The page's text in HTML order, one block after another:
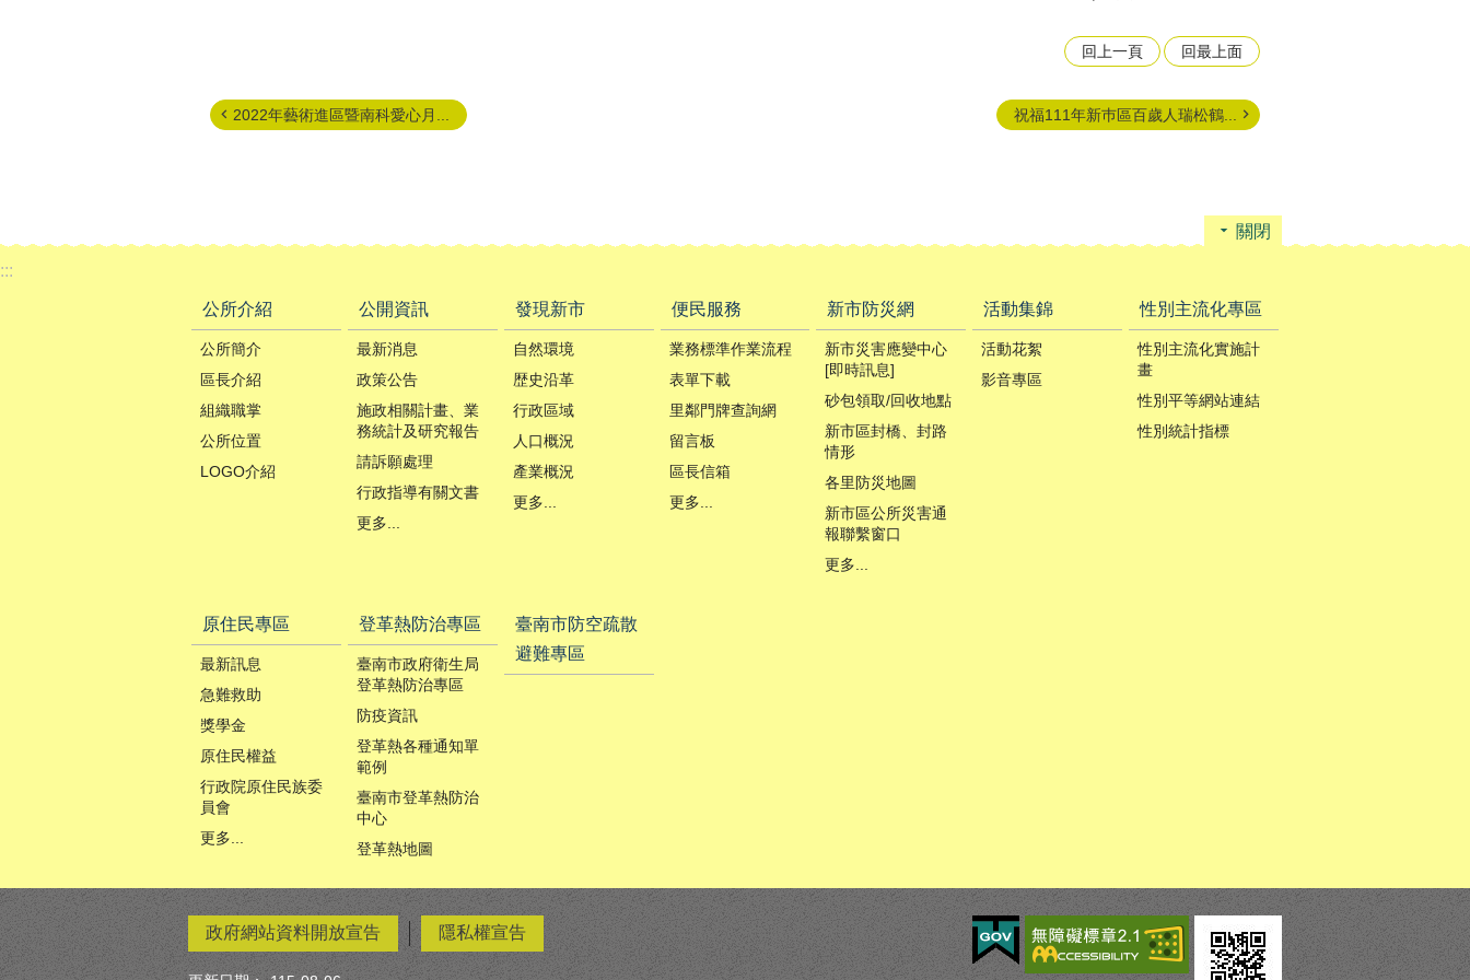
回上一頁 回最上面
2022年藝術進區暨南科愛心月... 祝福111年新巿區百歲人瑞松鶴...
關閉
:::
公所介紹
公所簡介
區長介紹
組織職掌
公所位置
LOGO介紹
公開資訊
最新消息
政策公告
施政相關計畫、業
務統計及研究報告
請訴願處理
行政指導有關文書
更多...
發現新市
自然環境
歴史沿革
行政區域
人口概況
產業概況
更多...
便民服務
業務標準作業流程
表單下載
里鄰門牌查詢網
留言板
區長信箱
更多...
新市防災網
新市災害應變中心
[即時訊息]
砂包領取/回收地點
新市區封橋、封路
情形
各里防災地圖
新市區公所災害通
報聯繫窗口
更多...
活動集錦
活動花絮
影音專區
性別主流化專區
性別主流化實施計
畫
性別平等網站連結
性別統計指標
原住民專區
最新訊息
急難救助
獎學金
原住民權益
行政院原住民族委
員會
更多...
登革熱防治專區
臺南市政府衛生局
登革熱防治專區
防疫資訊
登革熱各種通知單
範例
臺南市登革熱防治
中心
登革熱地圖
臺南市防空疏散
避難專區
政府網站資料開放宣告 隱私權宣告